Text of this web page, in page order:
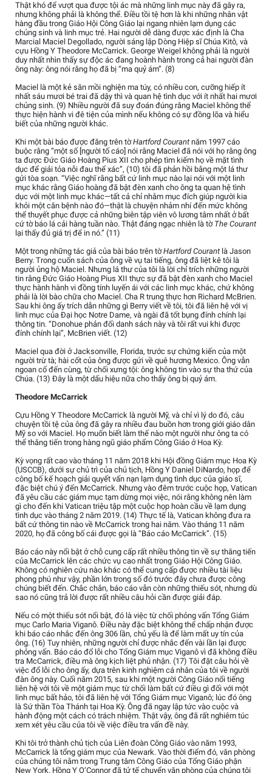
Thật khó để vượt qua được tội ác mà những linh mục này đã gây ra,
nhưng không phải là không thể. Điều tồi tệ hơn là khi những nhân vật
hàng đầu trong Giáo Hội Công Giáo lại ngang nhiên lạm dụng các
chủng sinh và linh mục trẻ. Hai người dễ dàng được xác định là Cha
Marcial Maciel Degollado, người sáng lập Dòng Hiệp sĩ Chúa Kitô, và
cựu Hồng Y Theodore McCarrick. George Weigel không phải là người
duy nhất nhìn thấy sự độc ác đang hoành hành trong cả hai người đàn
ông này: ông nói rằng họ đã bị “ma quỷ ám”. (8)
Maciel là một kẻ săn mồi nghiện ma túy, có nhiều con, cưỡng hiếp ít
nhất sáu mươi bé trai đã dậy thì và quan hệ tình dục với ít nhất hai mươi
chủng sinh. (9) Nhiều người đã suy đoán đúng rằng Maciel không thể
thực hiện hành vi đê tiện của mình nếu không có sự đồng lõa và hiểu
biết của những người khác.
Khi một bài báo được đăng trên tờHartford Courant năm 1997 cáo
buộc rằng “một số [người tố cáo] nói rằng Maciel đã nói với họ rằng ông
ta được Đức Giáo Hoàng Pius XII cho phép tìm kiếm họ về mặt tình
dục để giải tỏa nỗi đau thể xác”, (10) tôi đã phản hồi bằng một lá thư
gửi tòa soạn. “Việc nghĩ rằng bất cứ linh mục nào lại nói với một linh
mục khác rằng Giáo hoàng đã bật đèn xanh cho ông ta quan hệ tình
dục với một linh mục khác—tất cả chỉ nhằm mục đích giúp người kia
khỏi một căn bệnh nào đó—thật là chuyện nhảm nhí đến mức không
thể thuyết phục được cả những biên tập viên vô lương tâm nhất ở bất
cứ tờ báo lá cải hàng tuần nào. Thật đáng ngạc nhiên là tờ The Courant
lại thấy đủ giá trị để in nó.” (11)
Một trong những tác giả của bài báo trên tờHartford Courant là Jason
Berry. Trong cuốn sách của ông về vụ tai tiếng, ông đã liệt kê tôi là
người ủng hộ Maciel. Nhưng lá thư của tôi là lời chỉ trích những người
tin rằng Đức Giáo Hoàng Pius XII thực sự đã bật đèn xanh cho Maciel
thực hành hành vi đồng tính luyến ái với các linh mục khác, chứ không
phải là lời bào chữa cho Maciel. Cha R trung thực hơn Richard McBrien.
Sau khi ông ấy trích dẫn những gì Berry viết về tôi, tôi đã liên hệ với vị
linh mục của Đại học Notre Dame, và ngài đã tốt bụng đính chính lại
thông tin. “Donohue phản đối danh sách này và tôi rất vui khi được
đính chính lại”, McBrien viết. (12)
Maciel qua đời ở Jacksonville, Florida, trước sự chứng kiến của một
người trừ tà; hài cốt của ông được gửi về quê hương Mexico. Ông vẫn
ngoan cố đến cùng, từ chối xưng tội: ông không tin vào sự tha thứ của
Chúa. (13) Đây là một dấu hiệu nữa cho thấy ông bị quỷ ám.
Theodore McCarrick
Cựu Hồng Y Theodore McCarrick là người Mỹ, và chỉ vì lý do đó, câu
chuyện tồi tệ của ông đã gây ra nhiều đau buồn hơn trong giới giáo dân
Mỹ so với Maciel. Họ muốn biết làm thế nào một người như ông ta có
thể thăng tiến trong hàng ngũ giáo phẩm Công Giáo ở Hoa Kỳ.
Kỳ vọng rất cao vào tháng 11 năm 2018 khi Hội đồng Giám mục Hoa Kỳ
(USCCB), dưới sự chủ trì của chủ tịch, Hồng Y Daniel DiNardo, họp để
công bố kế hoạch giải quyết vấn nạn lạm dụng tình dục của giáo sĩ,
đặc biệt chú ý đến McCarrick. Nhưng vào đêm trước cuộc họp, Vatican
đã yêu cầu các giám mục tạm dừng mọi việc, nói rằng không nên làm
gì cho đến khi Vatican triệu tập một cuộc họp hoàn cầu về lạm dụng
tình dục vào tháng 2 năm 2019. (14) Thực tế là, Vatican không đưa ra
bất cứ thông tin nào về McCarrick trong hai năm. Vào tháng 11 năm
2020, họ đã công bố cái được gọi là “Báo cáo McCarrick”. (15)
Báo cáo này nổi bật ở chỗ cung cấp rất nhiều thông tin về sự thăng tiến
của McCarrick lên các chức vụ cao nhất trong Giáo Hội Công Giáo.
Không có nghiên cứu nào khác có thể cung cấp được nhiều tài liệu
phong phú như vậy, phần lớn trong số đó trước đây chưa được công
chúng biết đến. Chắc chắn, báo cáo vẫn còn những thiếu sót, nhưng dù
sao nó cũng trả lời được rất nhiều câu hỏi cần được giải đáp.
Nếu có một thiếu sót nổi bật, đó là việc từ chối phỏng vấn Tổng Giám
mục Carlo Maria Viganô. Điều này đặc biệt không thể chấp nhận được
khi báo cáo nhắc đến ông 306 lần, chủ yếu là để làm mất uy tín của
ông. (16) Tuy nhiên, những người chỉ được nhắc đến vài lần lại được
phỏng vấn. Báo cáo đổ lỗi cho Tổng Giám mục Viganô vì đã không điều
tra McCarrick, điều mà ông kịch liệt phủ nhận. (17) Tôi đặt câu hỏi về
việc đổ lỗi cho ông ấy, dựa trên kinh nghiệm cá nhân của tôi về người
đàn ông này. Cuối năm 2015, sau khi một người Công Giáo nổi tiếng
liên hệ với tôi về một giám mục từ chối làm bất cứ điều gì đối với một
linh mục bất hảo, tôi đã liên hệ với Tổng Giám mục Viganô; lúc đó ông
là Sứ thần Tòa Thánh tại Hoa Kỳ. Ông đã ngay lập tức vào cuộc và
hành động một cách có trách nhiệm. Thật vậy, ông đã rất nghiêm túc
xem xét yêu cầu của tôi về việc điều tra vấn đề này.
Khi tôi trở thành chủ tịch của Liên đoàn Công Giáo vào năm 1993,
McCarrick là tổng giám mục của Newark. Vào thời điểm đó, văn phòng
của chúng tôi nằm trong Trung tâm Công Giáo của Tổng Giáo phận
New York. Hồng Y O’Connor đã tử tế chuyển văn phòng của chúng tôi